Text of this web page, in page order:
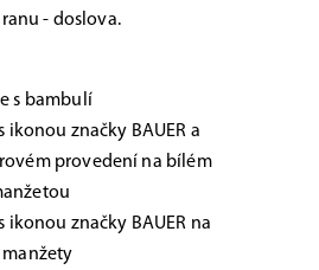
- doslova.
s bambulí
ikonou značky BAUER a
provedení na bílém
ikonou značky BAUER na